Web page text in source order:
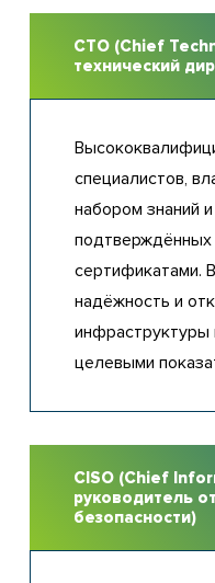
CTO (Chief
технический
специалистов,
набором знаний
сертификатами.
надёжность и
инфраструктуры
целевыми
CISO (Chief
руководитель
безопасности)